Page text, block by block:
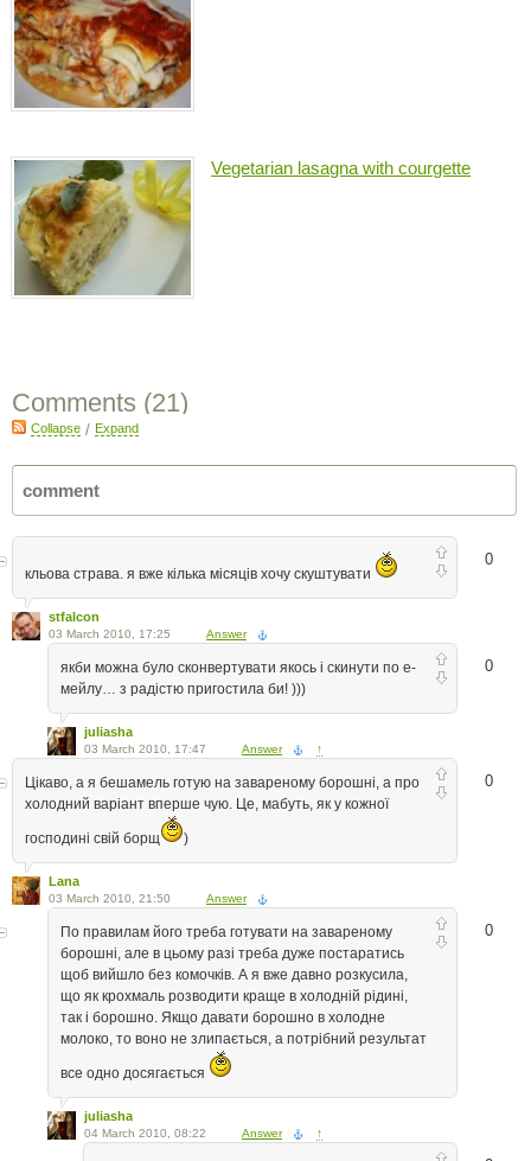
Vegetarian lasagna with courgette
Comments (21)
Collapse / Expand
0
кльова страва. я вже кілька місяців хочу скуштувати
stfalcon
03 March 2010, 17:25 Answer
0
якби можна було сконвертувати якось і скинути по е-
мейлу… з радістю пригостила би! )))
juliasha
03 March 2010, 17:47 Answer ↑
0
Цікаво, а я бешамель готую на завареному борошні, а про
холодний варіант вперше чую. Це, мабуть, як у кожної
господині свій борщ )
Lana
03 March 2010, 21:50 Answer
0
По правилам його треба готувати на завареному
борошні, але в цьому разі треба дуже постаратись
щоб вийшло без комочків. А я вже давно розкусила,
що як крохмаль розводити краще в холодній рідині,
так і борошно. Якщо давати борошно в холодне
молоко, то воно не злипається, а потрібний результат
все одно досягається
juliasha
04 March 2010, 08:22 Answer ↑